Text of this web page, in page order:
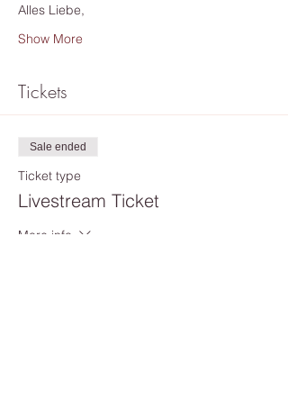
Alles Liebe,
Show More
Tickets
Sale ended
Ticket type
Livestream Ticket
More info